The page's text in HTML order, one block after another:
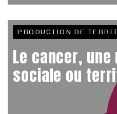
PRODUCTION DE
Le cancer, une
sociale ou